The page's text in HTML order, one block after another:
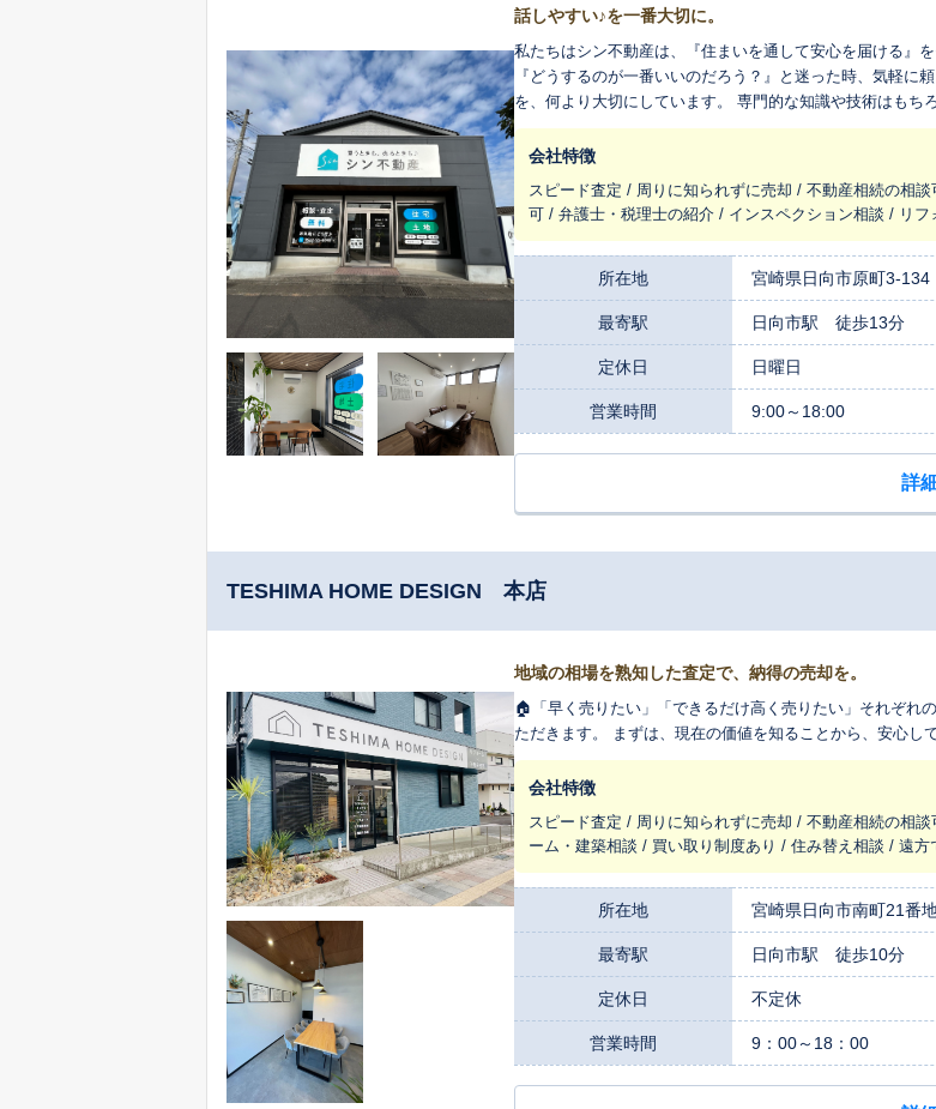
話しやすい♪を一番大切に。
私たちはシン不動産は、『住まいを通して安心を届ける』
『どうするのが一番いいのだろう？』と迷った時、気軽に
を、何より大切にしています。 専門的な知識や技術はもち
に向き合います。そして、いつも明るく元気であること。
会社特徴
スピード査定 / 周りに知られずに売却 / 不動産相続の相
可 / 弁護士・税理士の紹介 / インスペクション相談 / リ
所在地 宮崎県日向市原町3-134
最寄駅 日向市駅 徒歩13分
定休日 日曜日
営業時間 9:00～18:00
詳
TESHIMA HOME DESIGN 本店
地域の相場を熟知した査定で、納得の売却を。
🏠「早く売りたい」「できるだけ高く売りたい」それぞれ
ただきます。 まずは、現在の価値を知ることから、安心し
会社特徴
スピード査定 / 周りに知られずに売却 / 不動産相続の相
ーム・建築相談 / 買い取り制度あり / 住み替え相談 / 遠方
所在地 宮崎県日向市南町21番
最寄駅 日向市駅 徒歩10分
定休日 不定休
営業時間 9：00～18：00